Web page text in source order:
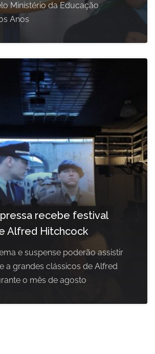
Ministério da Educação
Anos
recebe festival
Alfred Hitchcock
e suspense poderão assistir
a grandes clássicos de Alfred
o mês de agosto